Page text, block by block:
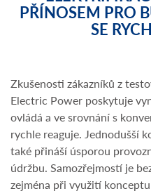
PŘÍNOSEM PRO
SE
Zkušenosti zákazníků z
Electric Power poskytuje
ovládá a ve srovnání s
rychle reaguje. Jednodušší
také přináší úsporou
údržbu. Samozřejmostí je
zejména při využití